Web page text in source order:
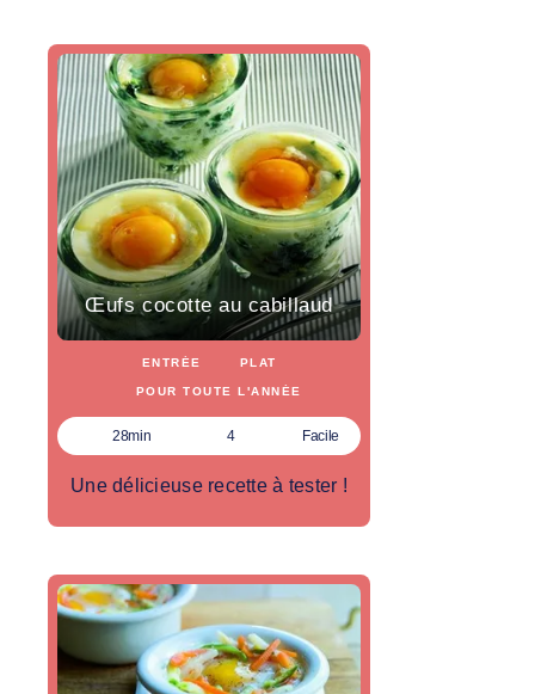
Œufs cocotte au cabillaud
ENTRÉE PLAT
POUR TOUTE L'ANNÉE
28min 4 Facile
Une délicieuse recette à tester !